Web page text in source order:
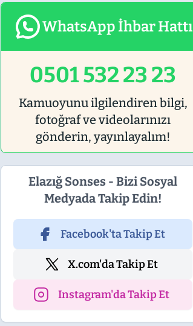
WhatsApp İhbar Hattı
0501 532 23 23
Kamuoyunu ilgilendiren bilgi,
fotoğraf ve videolarınızı
gönderin, yayınlayalım!
Elazığ Sonses - Bizi Sosyal
Medyada Takip Edin!
Facebook'ta Takip Et
X.com'da Takip Et
Instagram'da Takip Et